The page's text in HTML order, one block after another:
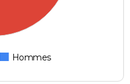
Hommes